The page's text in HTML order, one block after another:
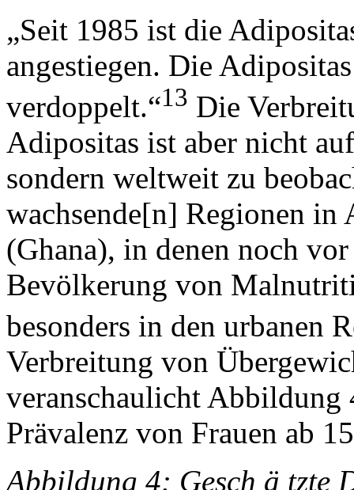
„Seit 1985 ist die
angestiegen. Die
verdoppelt.“13 Die
Adipositas ist aber nicht
sondern weltweit zu
wachsende[n] Regionen
(Ghana), in denen noch
Bevölkerung von
besonders in den urbanen
Verbreitung von
veranschaulicht Abbildung
Prävalenz von Frauen ab
Abbildung 4: Gesch ä tzte